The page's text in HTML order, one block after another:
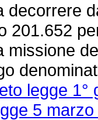
201.652
missione
legge 1°
5